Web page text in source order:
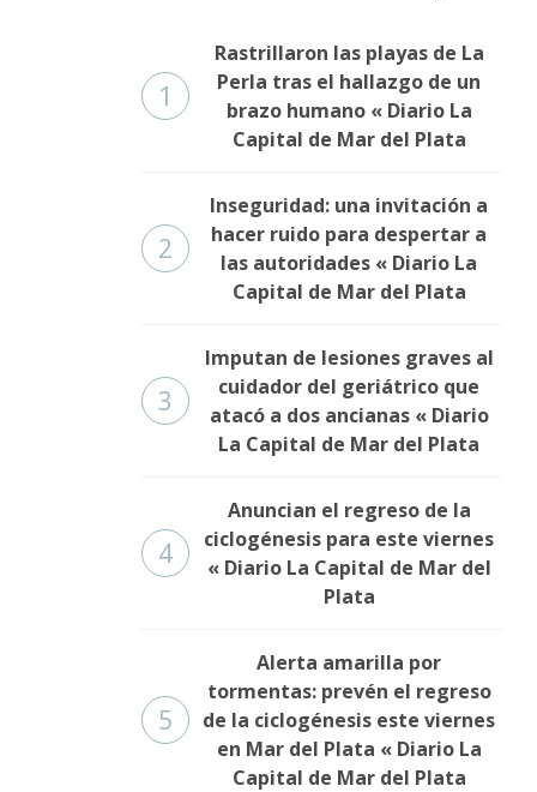
1
Rastrillaron las playas de La
Perla tras el hallazgo de un
brazo humano « Diario La
Capital de Mar del Plata
2
Inseguridad: una invitación a
hacer ruido para despertar a
las autoridades « Diario La
Capital de Mar del Plata
3
Imputan de lesiones graves al
cuidador del geriátrico que
atacó a dos ancianas « Diario
La Capital de Mar del Plata
4
Anuncian el regreso de la
ciclogénesis para este viernes
« Diario La Capital de Mar del
Plata
5
Alerta amarilla por
tormentas: prevén el regreso
de la ciclogénesis este viernes
en Mar del Plata « Diario La
Capital de Mar del Plata